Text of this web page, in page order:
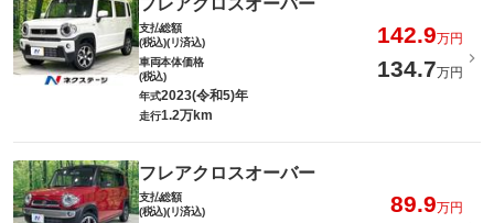
フレアクロスオーバー
支払総額
(税込)(リ済込)
142.9万円
車両本体価格
(税込)
134.7万円
年式2023(令和5)年
走行1.2万km
フレアクロスオーバー
支払総額
(税込)(リ済込)
89.9万円